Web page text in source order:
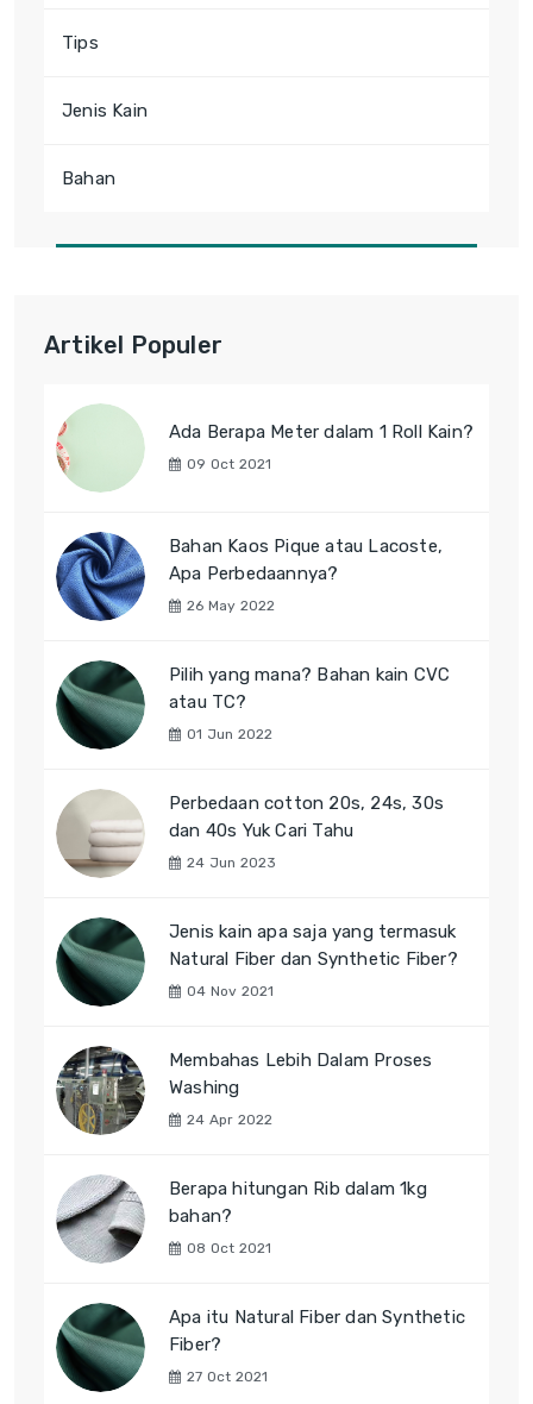
Tips
Jenis Kain
Bahan
Artikel Populer
Ada Berapa Meter dalam 1 Roll Kain?
09 Oct 2021
Bahan Kaos Pique atau Lacoste,
Apa Perbedaannya?
26 May 2022
Pilih yang mana? Bahan kain CVC
atau TC?
01 Jun 2022
Perbedaan cotton 20s, 24s, 30s
dan 40s Yuk Cari Tahu
24 Jun 2023
Jenis kain apa saja yang termasuk
Natural Fiber dan Synthetic Fiber?
04 Nov 2021
Membahas Lebih Dalam Proses
Washing
24 Apr 2022
Berapa hitungan Rib dalam 1kg
bahan?
08 Oct 2021
Apa itu Natural Fiber dan Synthetic
Fiber?
27 Oct 2021